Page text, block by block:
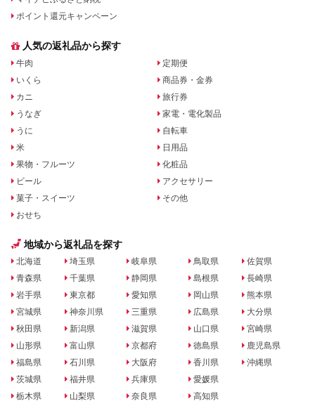
ポイント還元キャンペーン
人気の返礼品から探す
牛肉
いくら
カニ
うなぎ
うに
米
果物・フルーツ
ビール
菓子・スイーツ
おせち
定期便
商品券・金券
旅行券
家電・電化製品
自転車
日用品
化粧品
アクセサリー
その他
地域から返礼品を探す
北海道
青森県
岩手県
宮城県
秋田県
山形県
福島県
茨城県
栃木県
埼玉県
千葉県
東京都
神奈川県
新潟県
富山県
石川県
福井県
山梨県
岐阜県
静岡県
愛知県
三重県
滋賀県
京都府
大阪府
兵庫県
奈良県
鳥取県
島根県
岡山県
広島県
山口県
徳島県
香川県
愛媛県
高知県
佐賀県
長崎県
熊本県
大分県
宮崎県
鹿児島県
沖縄県